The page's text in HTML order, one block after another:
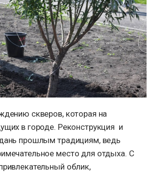
скверов, которая на
в городе. Реконструкция и
прошлым традициям, ведь
место для отдыха. С
облик,